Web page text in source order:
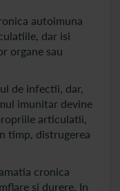
autoimuna
dar isi
organe sau
de infectii, dar,
imunitar devine
articulatii,
timp, distrugerea
cronica
si durere. In